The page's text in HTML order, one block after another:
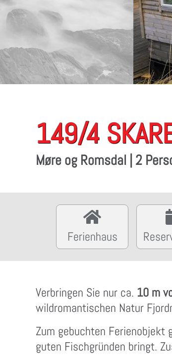
149/4
Møre og Romsdal | 2
Ferienhaus
Verbringen Sie nur ca. 10 m
wildromantischen Natur
Zum gebuchten Ferienobjekt
guten Fischgründen bringt.